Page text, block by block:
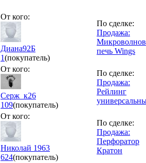
От кого:
Диана92Б
1(покупатель)
По сделке:
Продажа:
печь Wings
От кого:
Серж_к26
109(покупатель)
По сделке:
Продажа:
Рейлинг
От кого:
Николай 1963
624(покупатель)
По сделке:
Продажа:
Перфоратор
Кратон